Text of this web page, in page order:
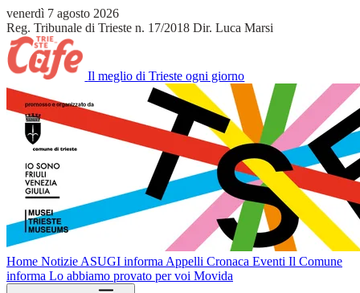
venerdì 7 agosto 2026
Reg. Tribunale di Trieste n. 17/2018 Dir. Luca Marsi
Il meglio di Trieste ogni giorno
Home Notizie ASUGI informa Appelli Cronaca Eventi Il Comune
informa Lo abbiamo provato per voi Movida